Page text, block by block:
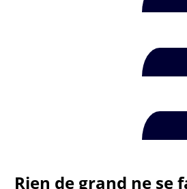
Rien de grand ne se